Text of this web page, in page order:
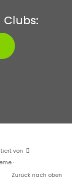
von
·
·
Zurück nach oben